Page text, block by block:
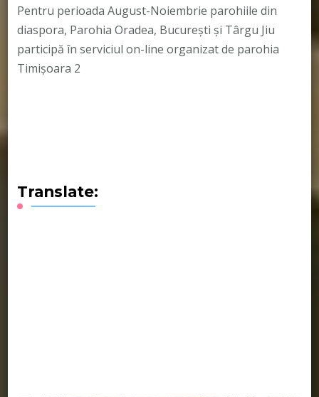
Pentru perioada August-Noiembrie parohiile din
diaspora, Parohia Oradea, București și Târgu Jiu
participă în serviciul on-line organizat de parohia
Timișoara 2
Translate: